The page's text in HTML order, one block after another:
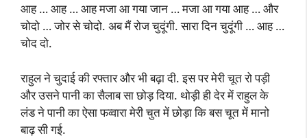
आह … आह … आह मजा आ गया जान … मजा आ गया आह … और
चोदो … जोर से चोदो. अब मैं रोज चुदूंगी. सारा दिन चुदूंगी … आह …
चोद दो.
राहुल ने चुदाई की रफ्तार और भी बढ़ा दी. इस पर मेरी चूत रो पड़ी
और उसने पानी का सैलाब सा छोड़ दिया. थोड़ी ही देर में राहुल के
लंड ने पानी का ऐसा फव्वारा मेरी चुत में छोड़ा कि बस चूत में मानो
बाढ़ सी गई.